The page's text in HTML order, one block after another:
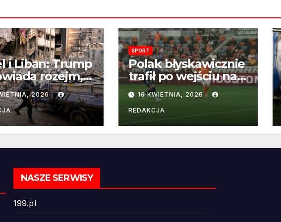
i Liban: Trump
rozejm,
wojny
odległa
2026
SPORT
Polak błyskawicznie
trafił po wejściu na
boisko – gol już po
22 sekundach!
16 KWIETNIA, 2026
REDAKCJA
NASZE SERWISY
199.pl